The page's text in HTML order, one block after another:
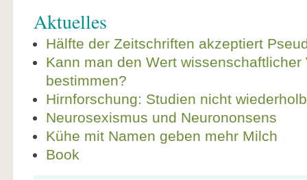
Aktuelles
Hälfte der Zeitschriften akzeptiert
Kann man den Wert wissenschaftlicher
bestimmen?
Hirnforschung: Studien nicht
Neurosexismus und Neurononsens
Kühe mit Namen geben mehr Milch
Book